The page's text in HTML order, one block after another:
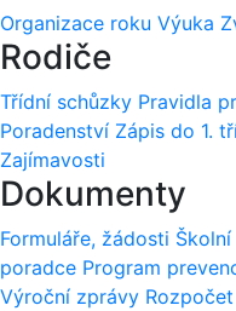
Organizace roku Výuka
Rodiče
Třídní schůzky Pravidla
Poradenství Zápis do 1.
Zajímavosti
Dokumenty
Formuláře, žádosti
poradce Program
Výroční zprávy Rozpočet